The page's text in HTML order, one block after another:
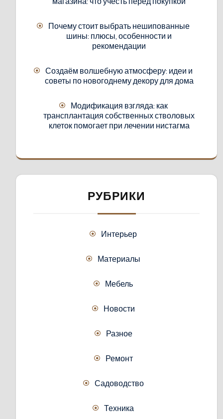
Почему стоит выбрать нешипованные
шины: плюсы, особенности и
рекомендации
Создаём волшебную атмосферу: идеи и
советы по новогоднему декору для дома
Модификация взгляда: как
трансплантация собственных стволовых
клеток помогает при лечении нистагма
РУБРИКИ
Интерьер
Материалы
Мебель
Новости
Разное
Ремонт
Садоводство
Техника